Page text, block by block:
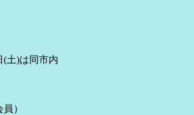
土)は同市内
）